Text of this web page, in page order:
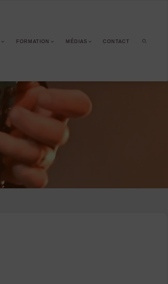
FORMATION MÉDIAS CONTACT